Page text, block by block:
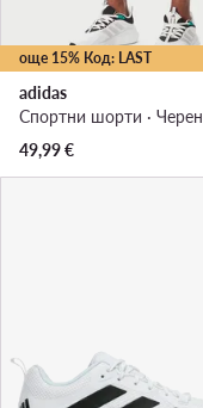
още 15% Код: LAST
adidas
Спортни шорти · Черен
49,99€